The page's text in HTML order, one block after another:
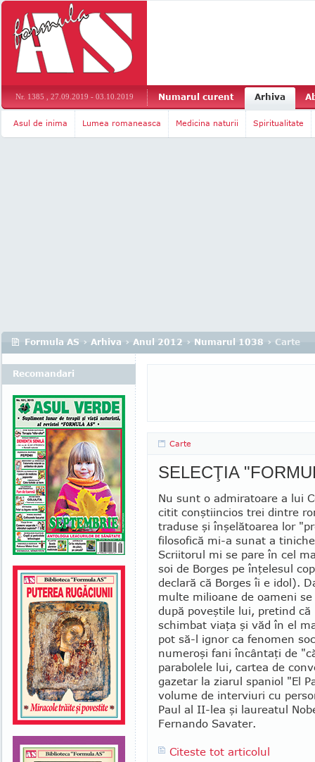
Nr. 1385 , 27.09.2019 - 03.10.2019 Numarul curent Arhiva
Asul de inima Lumea romaneasca Medicina naturii Spiritualitate
Formula AS › Arhiva › Anul 2012 › Numarul 1038 › Carte
Carte
SELECŢIA
Nu sunt o admiratoare a lui
citit conştiincios trei dintre
traduse şi înşelătoarea lor
filosofică mi-a sunat a
Scriitorul mi se pare în cel
soi de Borges pe înţelesul
declară că Borges îi e idol).
multe milioane de oameni
după poveştile lui, pretind că
schimbat viaţa şi văd în el
pot să-l ignor ca fenomen
numeroşi fani încântaţi de
parabolele lui, cartea de
gazetar la ziarul spaniol "El
volume de interviuri cu
Paul al II-lea şi laureatul
Fernando Savater.
Citeste tot articolul
Recomandari